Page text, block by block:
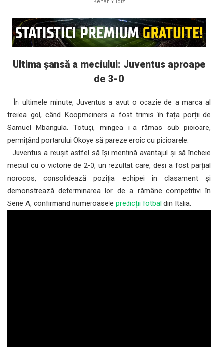
Ultima șansă a meciului: Juventus aproape
de 3-0
În ultimele minute, Juventus a avut o ocazie de a marca al
treilea gol, când Koopmeiners a fost trimis în fața porții de
Samuel Mbangula. Totuși, mingea i-a rămas sub picioare,
permițând portarului Okoye să pareze eroic cu picioarele.
Juventus a reușit astfel să își mențină avantajul și să încheie
meciul cu o victorie de 2-0, un rezultat care, deși a fost parțial
norocos, consolidează poziția echipei în clasament și
demonstrează determinarea lor de a rămâne competitivi în
Serie A, confirmând numeroasele predicții fotbal din Italia.